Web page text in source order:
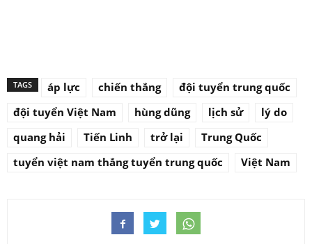
TAGS áp lực chiến thắng
đội tuyển trung quốc
đội tuyển Việt Nam
hùng dũng lịch sử
lý do
quang hải
Tiến Linh trở lại
Trung Quốc
tuyển việt nam thắng tuyển trung quốc
Việt Nam